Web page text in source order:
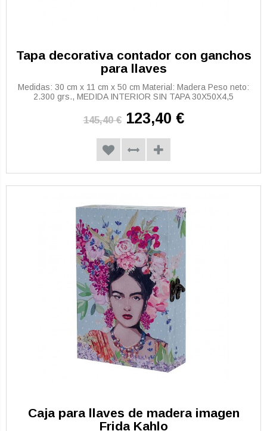
Tapa decorativa contador con ganchos
para llaves
Medidas: 30 cm x 11 cm x 50 cm Material: Madera Peso neto:
2.300 grs., MEDIDA INTERIOR SIN TAPA 30X50X4,5
145,40 € 123,40 €
Caja para llaves de madera imagen
Frida Kahlo